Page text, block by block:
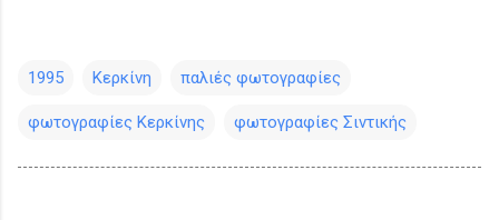
1995 Κερκίνη παλιές φωτογραφίες
φωτογραφίες Κερκίνης φωτογραφίες Σιντικής